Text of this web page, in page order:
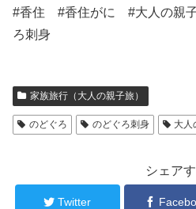
#香住 #香住がに #大人の親
ろ刺身
家族旅行（大人の親子旅）
のどぐろ のどぐろ刺身 大人
シェア
Twitter